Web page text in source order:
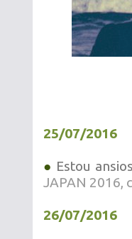
25/07/2016
● Estou
JAPAN 2016,
26/07/2016